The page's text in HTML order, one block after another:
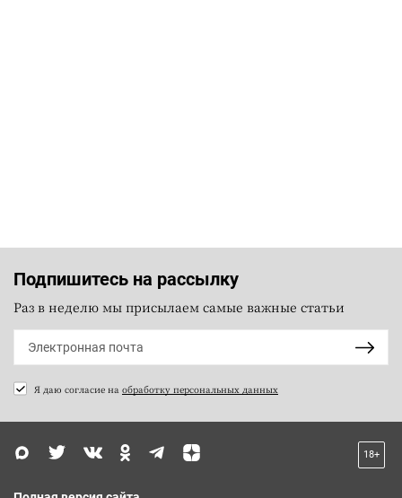
Подпишитесь на рассылку
Раз в неделю мы присылаем самые важные статьи
Я даю согласие на обработку персональных данных
18+